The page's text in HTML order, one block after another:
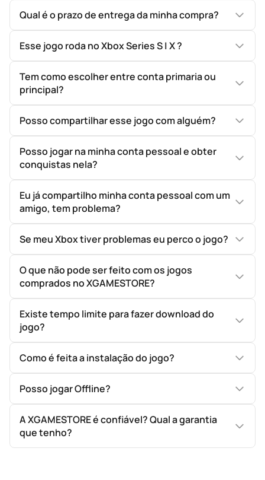
Qual é o prazo de entrega da minha compra?
Esse jogo roda no Xbox Series S | X ?
Tem como escolher entre conta primaria ou
principal?
Posso compartilhar esse jogo com alguém?
Posso jogar na minha conta pessoal e obter
conquistas nela?
Eu já compartilho minha conta pessoal com um
amigo, tem problema?
Se meu Xbox tiver problemas eu perco o jogo?
O que não pode ser feito com os jogos
comprados no XGAMESTORE?
Existe tempo limite para fazer download do
jogo?
Como é feita a instalação do jogo?
Posso jogar Offline?
A XGAMESTORE é confiável? Qual a garantia
que tenho?